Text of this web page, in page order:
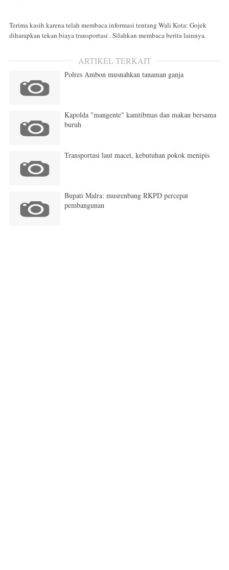
Terima kasih karena telah membaca informasi tentang Wali Kota: Gojek
diharapkan tekan biaya transportasi . Silahkan membaca berita lainnya.
ARTIKEL TERKAIT
Polres Ambon musnahkan tanaman ganja
Kapolda "mangente" kamtibmas dan makan bersama
buruh
Transportasi laut macet, kebutuhan pokok menipis
Bupati Malra: musrenbang RKPD percepat
pembangunan